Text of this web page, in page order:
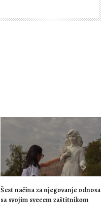
Šest načina za njegovanje odnosa
sa svojim svecem zaštitnikom